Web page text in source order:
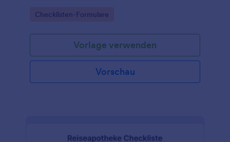
Go to Category:
Checklisten-Formulare
Vorlage verwenden
Vorschau